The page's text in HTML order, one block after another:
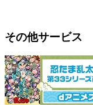
その他サービス